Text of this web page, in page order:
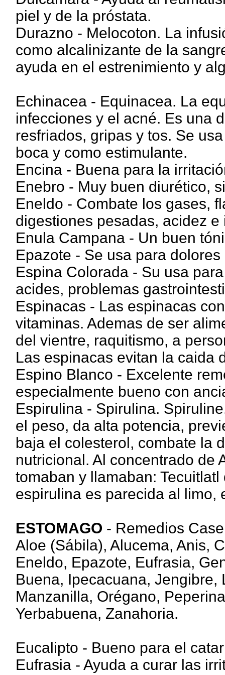
piel y de la próstata.
Durazno - Melocoton. La
como alcalinizante de la
ayuda en el estrenimiento y
Echinacea - Equinacea. La
infecciones y el acné. Es una
resfriados, gripas y tos. Se
boca y como estimulante.
Encina - Buena para la
Enebro - Muy buen diurético,
Eneldo - Combate los gases,
digestiones pesadas, acidez e
Enula Campana - Un buen
Epazote - Se usa para
Espina Colorada - Su usa
acides, problemas
Espinacas - Las espinacas
vitaminas. Ademas de ser
del vientre, raquitismo, a
Las espinacas evitan la caida
Espino Blanco - Excelente
especialmente bueno con
Espirulina - Spirulina.
el peso, da alta potencia,
baja el colesterol, combate la
nutricional. Al concentrado de
tomaban y llamaban:
espirulina es parecida al limo,
ESTOMAGO - Remedios
Aloe (Sábila), Alucema, Anis,
Eneldo, Epazote, Eufrasia,
Buena, Ipecacuana,
Manzanilla, Orégano,
Yerbabuena, Zanahoria.
Eucalipto - Bueno para el
Eufrasia - Ayuda a curar las